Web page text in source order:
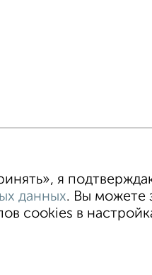
Генерала Острякова 88
я
данных. Вы можете
cookies в